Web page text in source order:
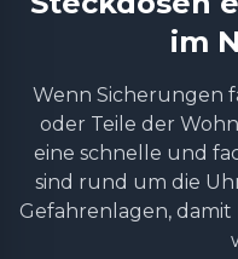
im
Wenn Sicherungen
oder Teile der
eine schnelle und
sind rund um die
Gefahrenlagen, damit